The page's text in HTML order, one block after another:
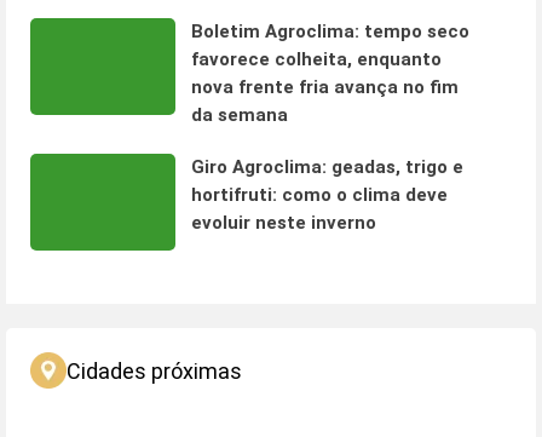
Boletim Agroclima: tempo seco
favorece colheita, enquanto
nova frente fria avança no fim
da semana
Giro Agroclima: geadas, trigo e
hortifruti: como o clima deve
evoluir neste inverno
Cidades próximas